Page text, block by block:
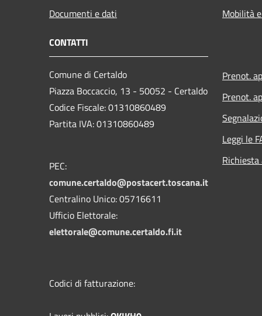
Documenti e dati
Mobilità
CONTATTI
Comune di Certaldo
Piazza Boccaccio, 13 - 50052 - Certaldo
Codice Fiscale: 01310860489
Partita IVA: 01310860489
PEC:
comune.certaldo@postacert.toscana.it
Centralino Unico: 05716611
Ufficio Elettorale:
elettorale@comune.certaldo.fi.it
Codici di fatturazione:
Prenot.
Prenot.
Leggi le